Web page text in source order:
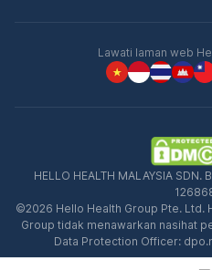
Lawati laman web
HELLO HEALTH MALAYSIA
©2026 Hello Health Group Pte. Ltd.
Group tidak menawarkan nasihat
Data Protection Officer: